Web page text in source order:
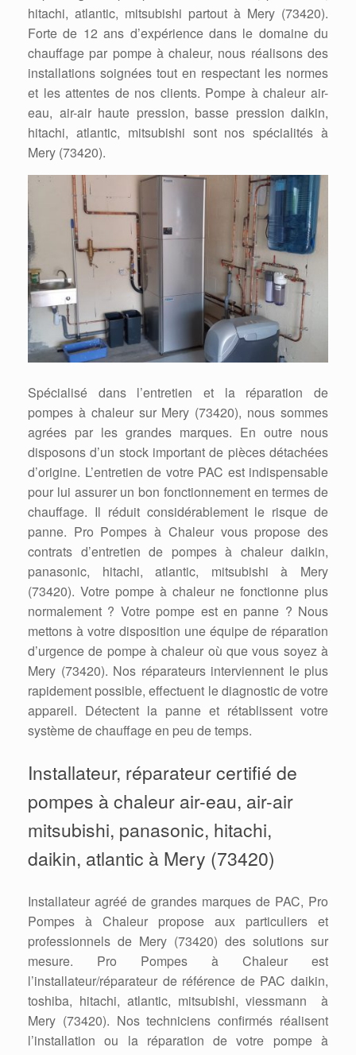
hitachi, atlantic, mitsubishi partout à Mery (73420).
Forte de 12 ans d’expérience dans le domaine du
chauffage par pompe à chaleur, nous réalisons des
installations soignées tout en respectant les normes
et les attentes de nos clients. Pompe à chaleur air-
eau, air-air haute pression, basse pression daikin,
hitachi, atlantic, mitsubishi sont nos spécialités à
Mery (73420).
Spécialisé dans l’entretien et la réparation de
pompes à chaleur sur Mery (73420), nous sommes
agrées par les grandes marques. En outre nous
disposons d’un stock important de pièces détachées
d’origine. L’entretien de votre PAC est indispensable
pour lui assurer un bon fonctionnement en termes de
chauffage. Il réduit considérablement le risque de
panne. Pro Pompes à Chaleur vous propose des
contrats d’entretien de pompes à chaleur daikin,
panasonic, hitachi, atlantic, mitsubishi à Mery
(73420). Votre pompe à chaleur ne fonctionne plus
normalement ? Votre pompe est en panne ? Nous
mettons à votre disposition une équipe de réparation
d’urgence de pompe à chaleur où que vous soyez à
Mery (73420). Nos réparateurs interviennent le plus
rapidement possible, effectuent le diagnostic de votre
appareil. Détectent la panne et rétablissent votre
système de chauffage en peu de temps.
Installateur, réparateur certifié de
pompes à chaleur air-eau, air-air
mitsubishi, panasonic, hitachi,
daikin, atlantic à Mery (73420)
Installateur agréé de grandes marques de PAC, Pro
Pompes à Chaleur propose aux particuliers et
professionnels de Mery (73420) des solutions sur
mesure. Pro Pompes à Chaleur est
l’installateur/réparateur de référence de PAC daikin,
toshiba, hitachi, atlantic, mitsubishi, viessmann à
Mery (73420). Nos techniciens confirmés réalisent
l’installation ou la réparation de votre pompe à